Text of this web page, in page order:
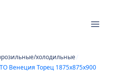
холодильные/
Венеция Торец 1875х875х900